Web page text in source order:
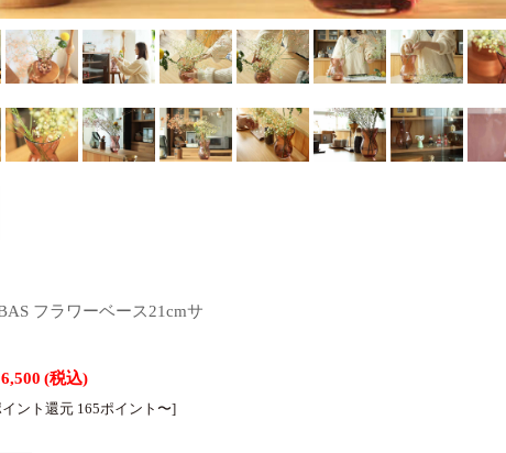
フラワーベース21cmサ
(税込)
イント還元 165ポイント〜]